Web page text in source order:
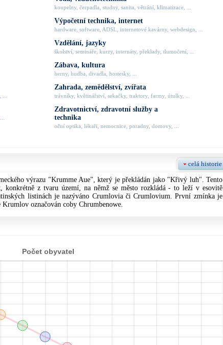
koupelny, čerpadla, studny, sanita, větrání, klimatizace, ...
Výpočetní technika, internet
hardware, software, ADSL, internetové kavárny, webdesign, ...
Vzdělání, jazyky
školství, semináře, kurzy, internáty, překlady, tlumočení, ...
Zábava, kultura
herny, hudba, divadla, hostesky, ...
Zahrada, zemědělství, zvířata
trávníky, květinářství, sekačky, traktory, farmy, útulky, ...
Zdravotnictví, zdravotní služby a
technika
oční optika, lékaři, nemocnice, poradny, domovy, ...
celá historie
výrazu "Krumme Aue", který je překládán jako "Křivý luh". Tento
konkrétně z tvaru území, na němž se město rozkládá - to leží v esovitě
listinách je nazýváno Crumlovia či Crumlovium. První zmínka je
označován coby Chrumbenowe.